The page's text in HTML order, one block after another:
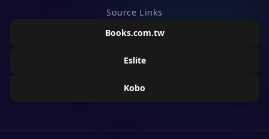
Source Links
Books.com.tw
Eslite
Kobo